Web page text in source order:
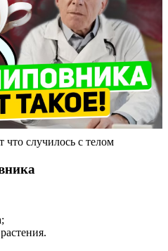
случилось с телом